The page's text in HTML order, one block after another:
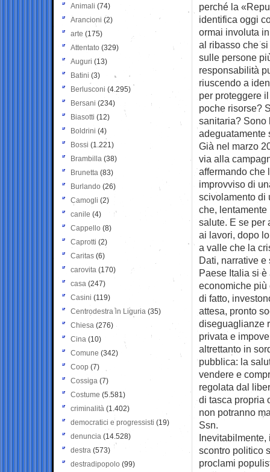
perché la
identifica oggi
ormai involuta
al ribasso che
sulle persone
responsabilità
riuscendo a
per proteggere
poche risorse?
sanitaria? Sono
adeguatamente
Già nel marzo
via alla
affermando che
improvviso di
scivolamento di
che,
salute. E se per
ai lavori, dopo
a valle che la
Dati, narrative e
Paese Italia si
economiche più
di fatto,
attesa, pronto
diseguaglianze
privata e
altrettanto in
pubblica: la
vendere e
regolata dal
di tasca propria
non potranno
Ssn.
Inevitabilmente,
scontro politico
proclami
Animali (74)
Arancioni (2)
arte (175)
Attentato (329)
Auguri (13)
Batini (3)
Berlusconi (4.295)
Bersani (234)
Biasotti (12)
Boldrini (4)
Bossi (1.221)
Brambilla (38)
Brunetta (83)
Burlando (26)
Camogli (2)
canile (4)
Cappello (8)
Caprotti (2)
Caritas (6)
carovita (170)
casa (247)
Casini (119)
Centrodestra in Liguria (35)
Chiesa (276)
Cina (10)
Comune (342)
Coop (7)
Cossiga (7)
Costume (5.581)
criminalità (1.402)
democratici e progressisti (19)
denuncia (14.528)
destra (573)
destradipopolo (99)